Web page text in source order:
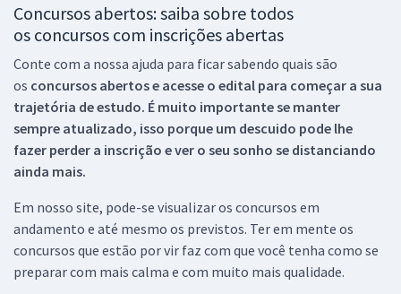
Concursos abertos: saiba sobre todos
os concursos com inscrições abertas
Conte com a nossa ajuda para ficar sabendo quais são
os concursos abertos e acesse o edital para começar a sua
trajetória de estudo. É muito importante se manter
sempre atualizado, isso porque um descuido pode lhe
fazer perder a inscrição e ver o seu sonho se distanciando
ainda mais.
Em nosso site, pode-se visualizar os concursos em
andamento e até mesmo os previstos. Ter em mente os
concursos que estão por vir faz com que você tenha como se
preparar com mais calma e com muito mais qualidade.